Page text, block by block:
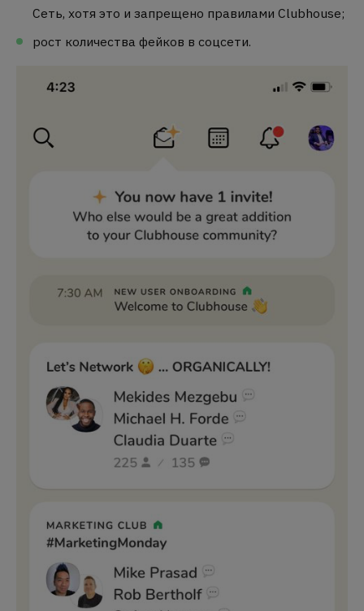
Сеть, хотя это и запрещено правилами Clubhouse;
рост количества фейков в соцсети.